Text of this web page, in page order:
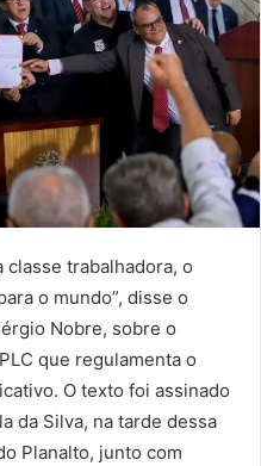
classe trabalhadora, o
o mundo”, disse o
Nobre, sobre o
que regulamenta o
O texto foi assinado
da Silva, na tarde dessa
Planalto, junto com